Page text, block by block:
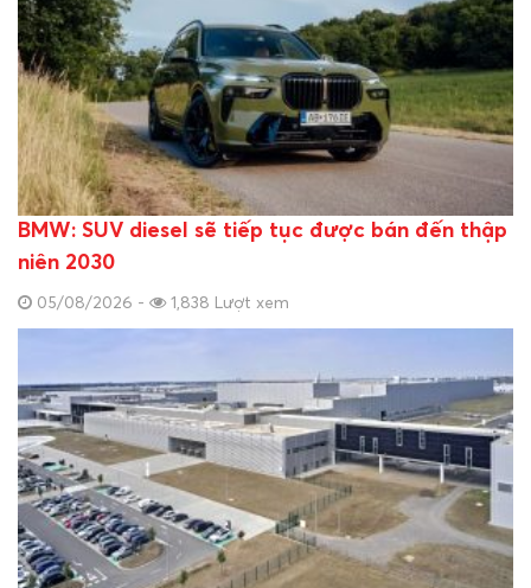
BMW: SUV diesel sẽ tiếp tục được bán đến thập
niên 2030
05/08/2026 - 1,838 Lượt xem